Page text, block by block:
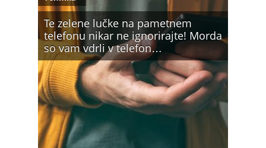
Te zelene lučke na pametnem
telefonu nikar ne ignorirajte! Morda
so vam vdrli v telefon…